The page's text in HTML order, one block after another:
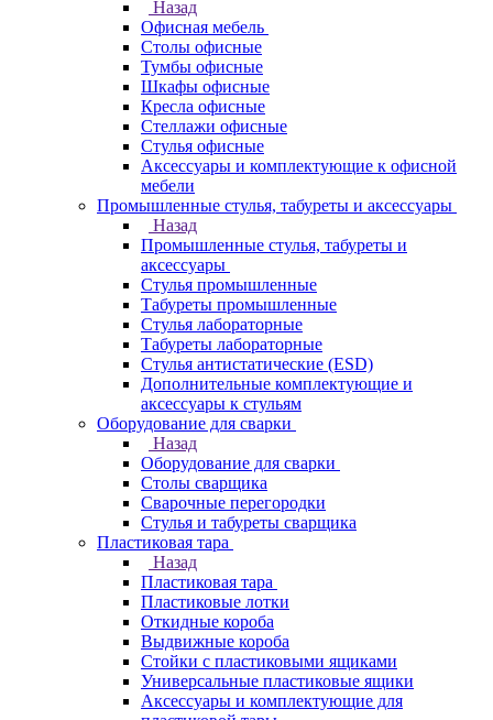
Назад
Офисная мебель
Столы офисные
Тумбы офисные
Шкафы офисные
Кресла офисные
Стеллажи офисные
Стулья офисные
Аксессуары и комплектующие к офисной
мебели
Промышленные стулья, табуреты и аксессуары
Назад
Промышленные стулья, табуреты и
аксессуары
Стулья промышленные
Табуреты промышленные
Стулья лабораторные
Табуреты лабораторные
Стулья антистатические (ESD)
Дополнительные комплектующие и
аксессуары к стульям
Оборудование для сварки
Назад
Оборудование для сварки
Столы сварщика
Сварочные перегородки
Стулья и табуреты сварщика
Пластиковая тара
Назад
Пластиковая тара
Пластиковые лотки
Откидные короба
Выдвижные короба
Стойки с пластиковыми ящиками
Универсальные пластиковые ящики
Аксессуары и комплектующие для